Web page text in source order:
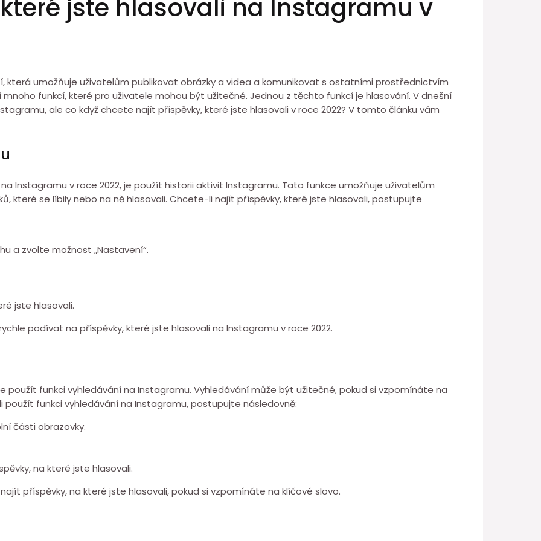
jste hlasovali na Instagramu v
která umožňuje uživatelům publikovat obrázky a videa a komunikovat s ostatními prostřednictvím
funkcí, které pro uživatele mohou být užitečné. Jednou z těchto funkcí je hlasování. V dnešní
ale co když chcete najít příspěvky, které jste hlasovali v roce 2022? V tomto článku vám
Instagramu v roce 2022, je použít historii aktivit Instagramu. Tato funkce umožňuje uživatelům
které se líbily nebo na ně hlasovali. Chcete-li najít příspěvky, které jste hlasovali, postupujte
a zvolte možnost „Nastavení“.
jste hlasovali.
podívat na příspěvky, které jste hlasovali na Instagramu v roce 2022.
použít funkci vyhledávání na Instagramu. Vyhledávání může být užitečné, pokud si vzpomínáte na
funkci vyhledávání na Instagramu, postupujte následovně:
části obrazovky.
na které jste hlasovali.
příspěvky, na které jste hlasovali, pokud si vzpomínáte na klíčové slovo.